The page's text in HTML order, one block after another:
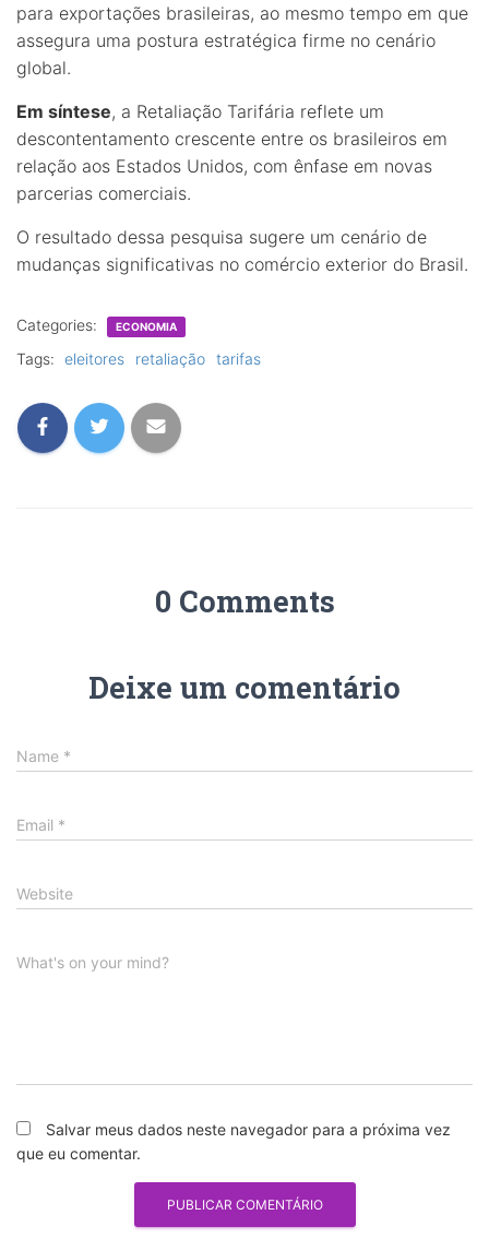
para exportações brasileiras, ao mesmo tempo em que
assegura uma postura estratégica firme no cenário
global.
Em síntese, a Retaliação Tarifária reflete um
descontentamento crescente entre os brasileiros em
relação aos Estados Unidos, com ênfase em novas
parcerias comerciais.
O resultado dessa pesquisa sugere um cenário de
mudanças significativas no comércio exterior do Brasil.
Categories: ECONOMIA
Tags: eleitores retaliação tarifas
0 Comments
Deixe um comentário
Name *
Email *
Website
What's on your mind?
Salvar meus dados neste navegador para a próxima vez
que eu comentar.